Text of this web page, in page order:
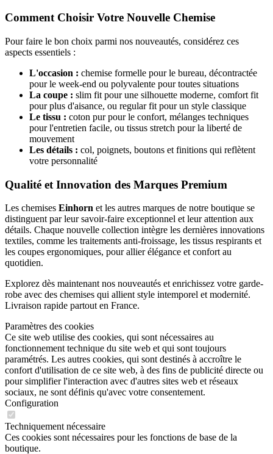
Comment Choisir Votre Nouvelle Chemise
Pour faire le bon choix parmi nos nouveautés, considérez ces
aspects essentiels :
L'occasion : chemise formelle pour le bureau, décontractée
pour le week-end ou polyvalente pour toutes situations
La coupe : slim fit pour une silhouette moderne, comfort fit
pour plus d'aisance, ou regular fit pour un style classique
Le tissu : coton pur pour le confort, mélanges techniques
pour l'entretien facile, ou tissus stretch pour la liberté de
mouvement
Les détails : col, poignets, boutons et finitions qui reflètent
votre personnalité
Qualité et Innovation des Marques Premium
Les chemises Einhorn et les autres marques de notre boutique se
distinguent par leur savoir-faire exceptionnel et leur attention aux
détails. Chaque nouvelle collection intègre les dernières innovations
textiles, comme les traitements anti-froissage, les tissus respirants et
les coupes ergonomiques, pour allier élégance et confort au
quotidien.
Explorez dès maintenant nos nouveautés et enrichissez votre garde-
robe avec des chemises qui allient style intemporel et modernité.
Livraison rapide partout en France.
Paramètres des cookies
Ce site web utilise des cookies, qui sont nécessaires au
fonctionnement technique du site web et qui sont toujours
paramétrés. Les autres cookies, qui sont destinés à accroître le
confort d'utilisation de ce site web, à des fins de publicité directe ou
pour simplifier l'interaction avec d'autres sites web et réseaux
sociaux, ne sont définis qu'avec votre consentement.
Configuration
Techniquement nécessaire
Ces cookies sont nécessaires pour les fonctions de base de la
boutique.